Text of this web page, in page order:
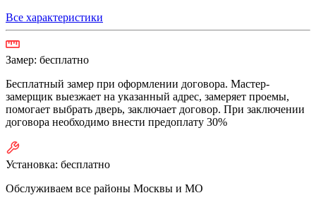
Все характеристики
Замер: бесплатно
Бесплатный замер при оформлении договора. Мастер-
замерщик выезжает на указанный адрес, замеряет проемы,
помогает выбрать дверь, заключает договор. При заключении
договора необходимо внести предоплату 30%
Установка: бесплатно
Обслуживаем все районы Москвы и МО